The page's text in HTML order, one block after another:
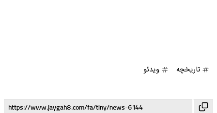
تاریخچه ویدئو